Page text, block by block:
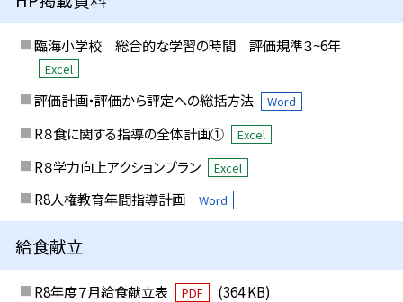
臨海小学校 総合的な学習の時間 評価規準３~6年
Excel
評価計画・評価から評定への総括方法 Word
R８食に関する指導の全体計画① Excel
R８学力向上アクションプラン Excel
R8人権教育年間指導計画 Word
給食献立
R8年度７月給食献立表 PDF
(364 KB)